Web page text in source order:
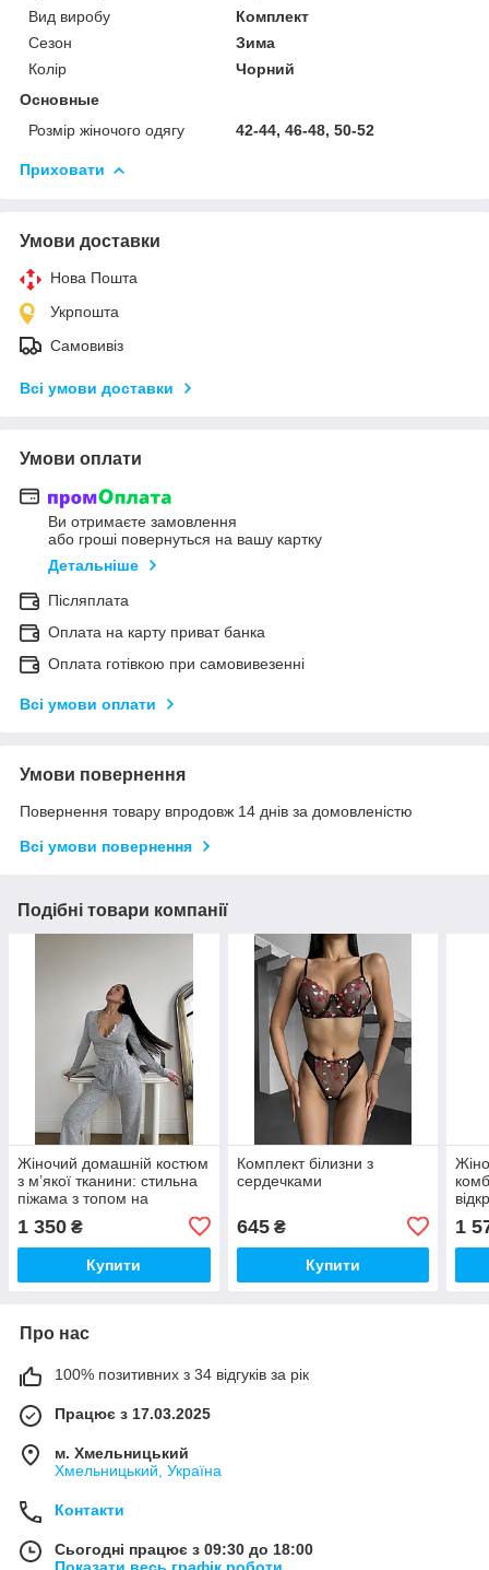
Вид виробу
Комплект
Сезон
Зима
Колір
Чорний
Основные
Розмір жіночого одягу
42-44, 46-48, 50-52
Приховати
Умови доставки
Нова Пошта
Укрпошта
Самовивіз
Всі умови доставки
Умови оплати
Ви отримаєте замовлення
або гроші повернуться на вашу картку
Детальніше
Післяплата
Оплата на карту приват банка
Оплата готівкою при самовивезенні
Всі умови оплати
Умови повернення
Повернення товару впродовж 14 днів за домовленістю
Всі умови повернення
Подібні товари компанії
Жіночий домашній костюм
з м’якої тканини: стильна
піжама з топом на
1 350 ₴
Купити
Комплект білизни з
сердечками
645₴
Купити
1
Про нас
100% позитивних з 34 відгуків за рік
Працює з 17.03.2025
м. Хмельницький
Хмельницький, Україна
Контакти
Сьогодні працює з 09:30 до 18:00